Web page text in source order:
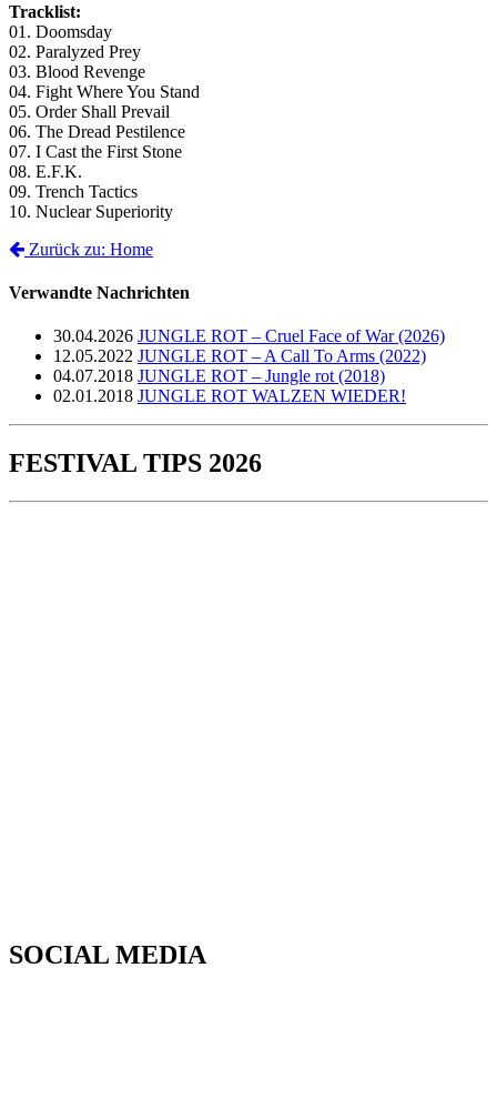
Tracklist:
01. Doomsday
02. Paralyzed Prey
03. Blood Revenge
04. Fight Where You Stand
05. Order Shall Prevail
06. The Dread Pestilence
07. I Cast the First Stone
08. E.F.K.
09. Trench Tactics
10. Nuclear Superiority
Zurück zu: Home
Verwandte Nachrichten
30.04.2026 JUNGLE ROT – Cruel Face of War (2026)
12.05.2022 JUNGLE ROT – A Call To Arms (2022)
04.07.2018 JUNGLE ROT – Jungle rot (2018)
02.01.2018 JUNGLE ROT WALZEN WIEDER!
FESTIVAL TIPS 2026
SOCIAL MEDIA